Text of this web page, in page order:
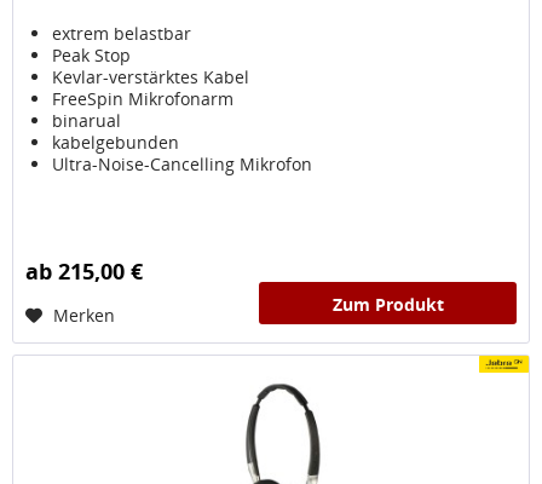
extrem belastbar
Peak Stop
Kevlar-verstärktes Kabel
FreeSpin Mikrofonarm
binarual
kabelgebunden
Ultra-Noise-Cancelling Mikrofon
ab 215,00 €
Merken Zum Produkt